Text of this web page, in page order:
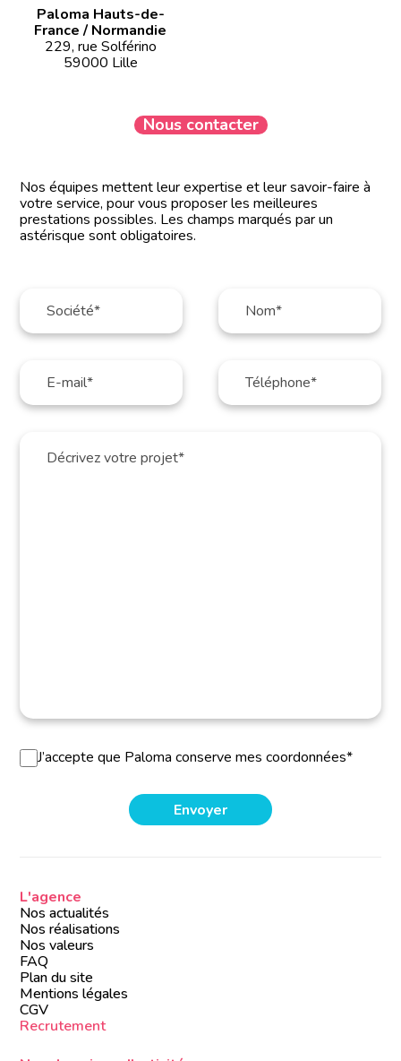
Paloma Hauts-de-
France / Normandie
229, rue Solférino
59000 Lille
Nous contacter
Nos équipes mettent leur expertise et leur savoir-faire à
votre service, pour vous proposer les meilleures
prestations possibles. Les champs marqués par un
astérisque sont obligatoires.
J’accepte que Paloma conserve mes coordonnées*
L'agence
Nos actualités
Nos réalisations
Nos valeurs
FAQ
Plan du site
Mentions légales
CGV
Recrutement